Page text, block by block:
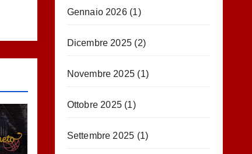
Gennaio 2026(1)
Dicembre 2025 (2)
Novembre 2025 (1)
Ottobre 2025(1)
Settembre 2025 (1)